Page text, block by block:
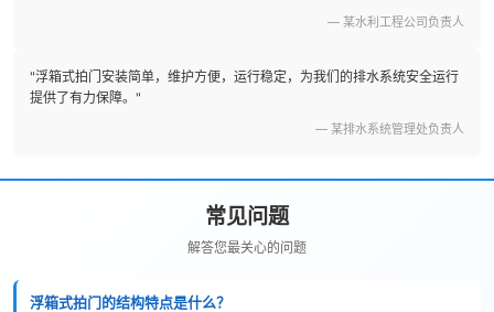
— 某水利工程公司负责人
"浮箱式拍门安装简单，维护方便，运行稳定，为我们的排水系统安全运行
提供了有力保障。"
— 某排水系统管理处负责人
常见问题
解答您最关心的问题
浮箱式拍门的结构特点是什么？